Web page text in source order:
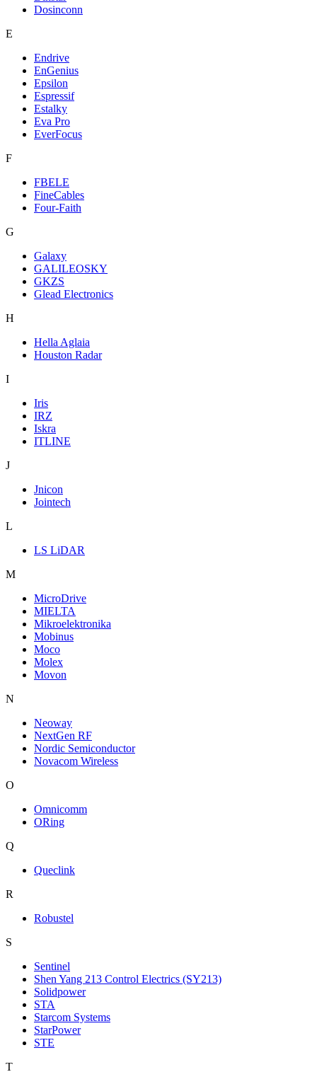
Dosinconn
E
Endrive
EnGenius
Epsilon
Espressif
Estalky
Eva Pro
EverFocus
F
FBELE
FineCables
Four-Faith
G
Galaxy
GALILEOSKY
GKZS
Glead Electronics
H
Hella Aglaia
Houston Radar
I
Iris
IRZ
Iskra
ITLINE
J
Jnicon
Jointech
L
LS LiDAR
M
MicroDrive
MIELTA
Mikroelektronika
Mobinus
Moco
Molex
Movon
N
Neoway
NextGen RF
Nordic Semiconductor
Novacom Wireless
O
Omnicomm
ORing
Q
Queclink
R
Robustel
S
Sentinel
Shen Yang 213 Control Electrics (SY213)
Solidpower
STA
Starcom Systems
StarPower
STE
T